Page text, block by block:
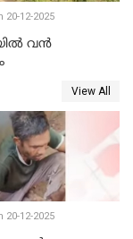
20-12-2025
വൻ
View All
20-12-2025